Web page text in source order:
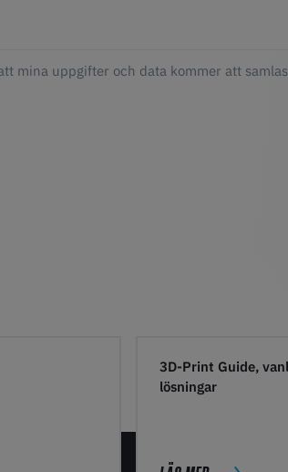
mina uppgifter och data kommer att
3D-Print Guide,
lösningar